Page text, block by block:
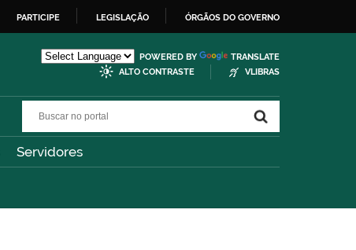
PARTICIPE LEGISLAÇÃO ÓRGÃOS DO GOVERNO
POWERED BY
TRANSLATE
ALTO CONTRASTE
VLIBRAS
Servidores